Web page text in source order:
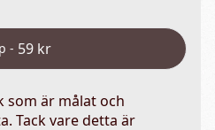
- 59 kr
som är målat och
Tack vare detta är